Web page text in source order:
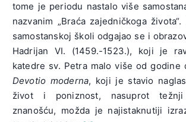
tome je periodu nastalo više
nazvanim „Braća zajedničkoga
samostanskoj školi odgajao se i
Hadrijan VI. (1459.-1523.), koji je
katedre sv. Petra malo više od godine
Devotio moderna, koji je stavio
život i poniznost, nasuprot
znanošću, možda je najistaknutiji